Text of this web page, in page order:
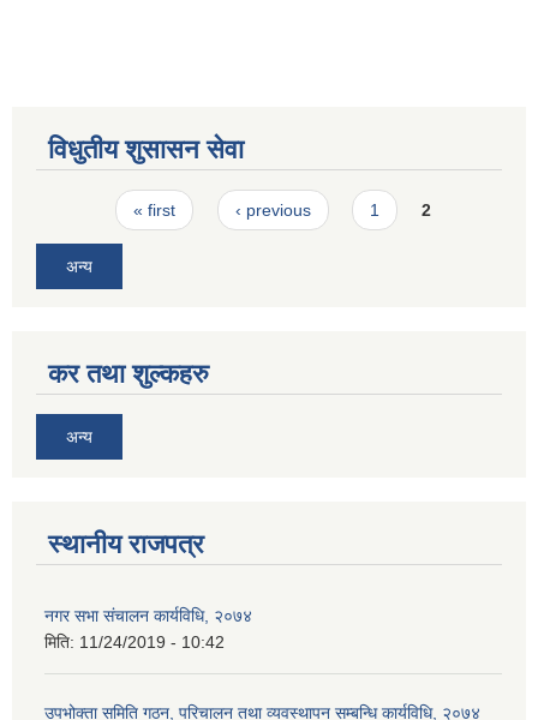
विधुतीय शुसासन सेवा
Pages« first ‹ previous 1 2
अन्य
कर तथा शुल्कहरु
अन्य
स्थानीय राजपत्र
नगर सभा संचालन कार्यविधि, २०७४
मिति: 11/24/2019 - 10:42
उपभोक्ता समिति गठन, परिचालन तथा व्यवस्थापन सम्बन्धि कार्यविधि, २०७४